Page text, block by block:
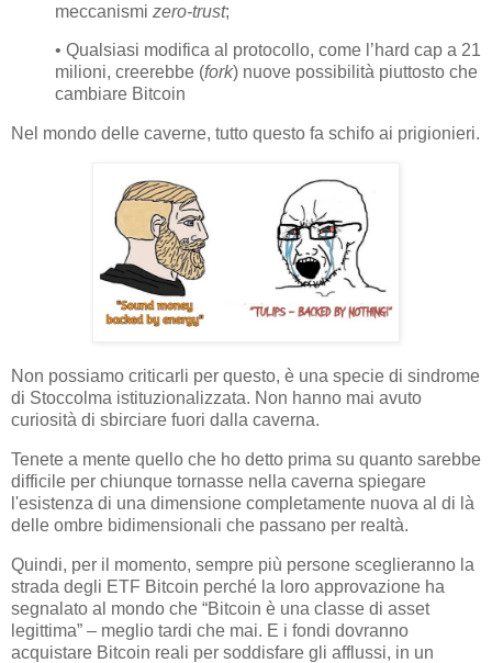
meccanismi zero-trust;
• Qualsiasi modifica al protocollo, come l’hard cap a 21
milioni, creerebbe (fork) nuove possibilità piuttosto che
cambiare Bitcoin
Nel mondo delle caverne, tutto questo fa schifo ai prigionieri.
Non possiamo criticarli per questo, è una specie di sindrome
di Stoccolma istituzionalizzata. Non hanno mai avuto
curiosità di sbirciare fuori dalla caverna.
Tenete a mente quello che ho detto prima su quanto sarebbe
difficile per chiunque tornasse nella caverna spiegare
l'esistenza di una dimensione completamente nuova al di là
delle ombre bidimensionali che passano per realtà.
Quindi, per il momento, sempre più persone sceglieranno la
strada degli ETF Bitcoin perché la loro approvazione ha
segnalato al mondo che “Bitcoin è una classe di asset
legittima” – meglio tardi che mai. E i fondi dovranno
acquistare Bitcoin reali per soddisfare gli afflussi, in un